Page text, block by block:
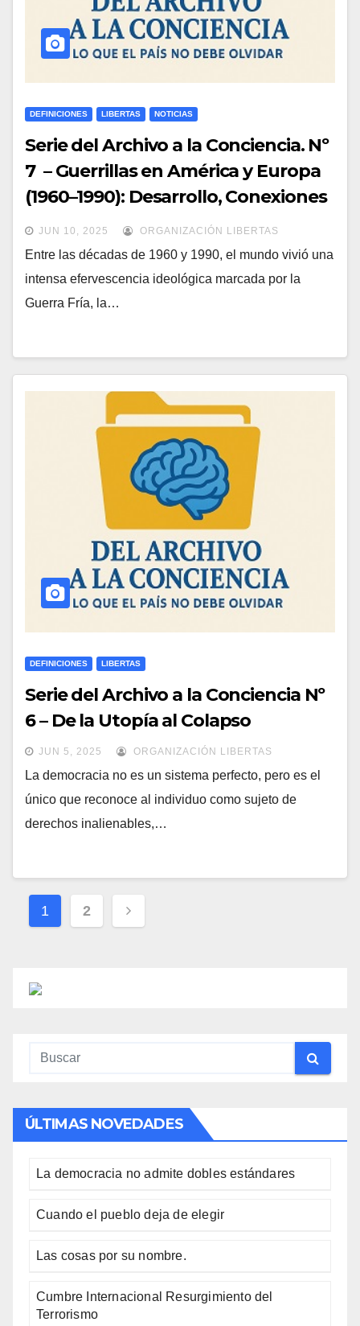
DEFINICIONES LIBERTAS NOTICIAS
Serie del Archivo a la Conciencia. Nº
7 – Guerrillas en América y Europa
(1960–1990): Desarrollo, Conexiones
y Proyecciones Ideológicas
JUN 10, 2025 ORGANIZACIÓN LIBERTAS
Entre las décadas de 1960 y 1990, el mundo vivió una
intensa efervescencia ideológica marcada por la
Guerra Fría, la…
DEFINICIONES LIBERTAS
Serie del Archivo a la Conciencia Nº
6 – De la Utopía al Colapso
JUN 5, 2025 ORGANIZACIÓN LIBERTAS
La democracia no es un sistema perfecto, pero es el
único que reconoce al individuo como sujeto de
derechos inalienables,…
Paginación
entradas
1 2
ÚLTIMAS NOVEDADES
La democracia no admite dobles estándares
Cuando el pueblo deja de elegir
Las cosas por su nombre.
Cumbre Internacional Resurgimiento del
Terrorismo